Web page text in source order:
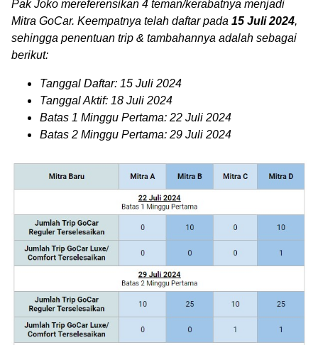
Pak Joko mereferensikan 4 teman/kerabatnya menjadi
Mitra GoCar. Keempatnya telah daftar pada 15 Juli 2024,
sehingga penentuan trip & tambahannya adalah sebagai
berikut:
Tanggal Daftar: 15 Juli 2024
Tanggal Aktif: 18 Juli 2024
Batas 1 Minggu Pertama: 22 Juli 2024
Batas 2 Minggu Pertama: 29 Juli 2024